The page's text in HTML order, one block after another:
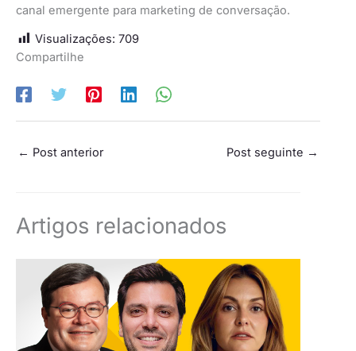
canal emergente para marketing de conversação.
Visualizações: 709
Compartilhe
← Post anterior Post seguinte →
Artigos relacionados